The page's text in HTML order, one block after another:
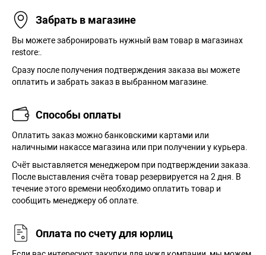
Забрать в магазине
Вы можете забронировать нужный вам товар в магазинах
restore:.
Сразу после получения подтверждения заказа вы можете
оплатить и забрать заказ в выбранном магазине.
Способы оплаты
Оплатить заказ можно банковскими картами или
наличными накассе магазина или при получении у курьера.
Cчёт выставляется менеджером при подтверждении заказа.
После выставления счёта товар резервируется на 2 дня. В
течение этого времени необходимо оплатить товар и
сообщить менеджеру об оплате.
Оплата по счету для юрлиц